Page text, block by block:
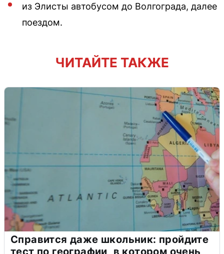
из Элисты автобусом до Волгограда, далее
поездом.
ЧИТАЙТЕ ТАКЖЕ
Справится даже школьник: пройдите
тест по географии, в котором очень